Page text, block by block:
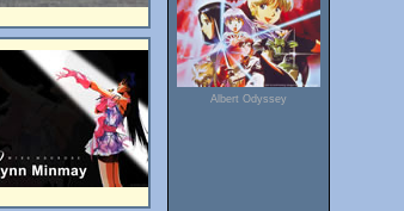
Albert Odyssey